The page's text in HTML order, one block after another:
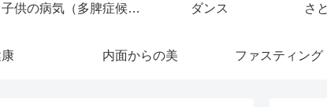
子供の病気（多脾症候群） ダンス さ
内面からの美 ファスティング